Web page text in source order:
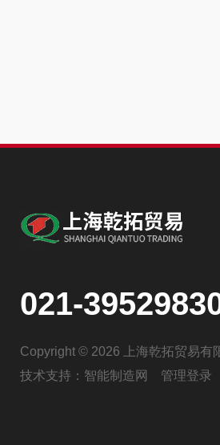
021-
Copyright © 2026 上海乾拓贸易有
技术支持： 智能制造网 管理登录